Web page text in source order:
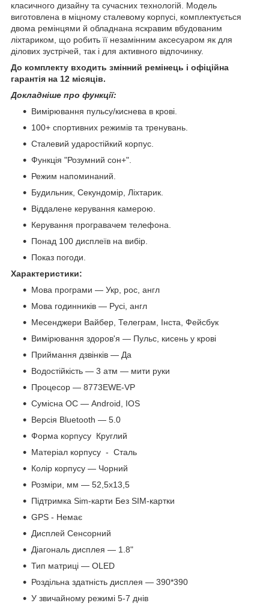
класичного дизайну та сучасних технологій. Модель
виготовлена в міцному сталевому корпусі, комплектується
двома ремінцями й обладнана яскравим вбудованим
ліхтариком, що робить її незамінним аксесуаром як для
ділових зустрічей, так і для активного відпочинку.
До комплекту входить змінний ремінець і офіційна
гарантія на 12 місяців.
Докладніше про функції:
Вимірювання пульсу/киснева в крові.
100+ спортивних режимів та тренувань.
Сталевий ударостійкий корпус.
Функція "Розумний сон+".
Режим напоминаний.
Будильник, Секундомір, Ліхтарик.
Віддалене керування камерою.
Керування програвачем телефона.
Понад 100 дисплеїв на вибір.
Показ погоди.
Характеристики:
Мова програми — Укр, рос, англ
Мова годинників — Русі, англ
Месенджери Вайбер, Телеграм, Інста, Фейсбук
Вимірювання здоров'я — Пульс, кисень у крові
Приймання дзвінків — Да
Водостійкість — 3 атм — мити руки
Процесор — 8773EWE-VP
Сумісна ОС — Android, IOS
Версія Bluetooth — 5.0
Форма корпусу Круглий
Матеріал корпусу - Сталь
Колір корпусу — Чорний
Розміри, мм — 52,5x13,5
Підтримка Sim-карти Без SIM-картки
GPS - Немає
Дисплей Сенсорний
Діагональ дисплея — 1.8"
Тип матриці — OLED
Роздільна здатність дисплея — 390*390
У звичайному режимі 5-7 днів